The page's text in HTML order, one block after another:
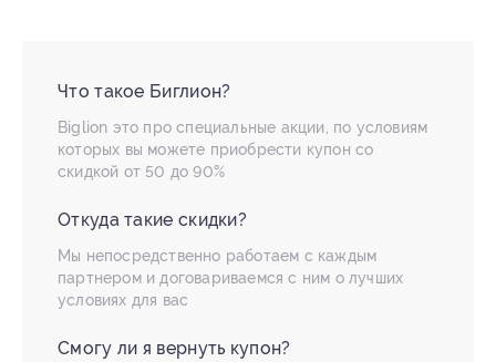
Что такое Биглион?
Biglion это про специальные акции, по условиям
которых вы можете приобрести купон со
скидкой от 50 до 90%
Откуда такие скидки?
Мы непосредственно работаем с каждым
партнером и договариваемся с ним о лучших
условиях для вас
Смогу ли я вернуть купон?